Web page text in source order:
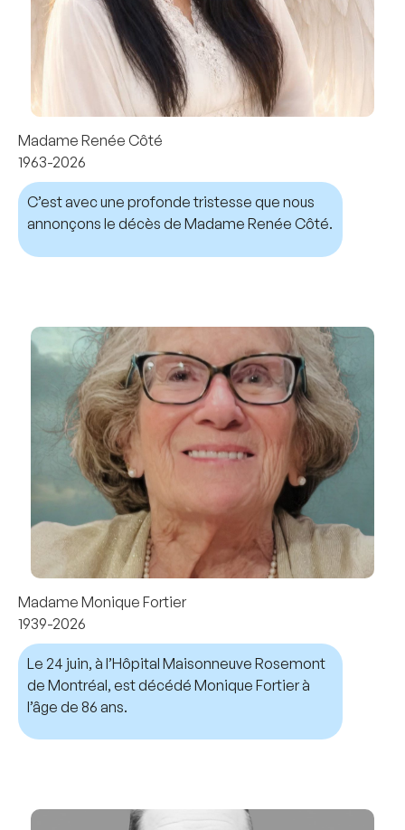
Madame Renée Côté
1963-2026
C’est avec une profonde tristesse que nous
annonçons le décès de Madame Renée Côté.
Madame Monique Fortier
1939-2026
Le 24 juin, à l’Hôpital Maisonneuve Rosemont
de Montréal, est décédé Monique Fortier à
l’âge de 86 ans.